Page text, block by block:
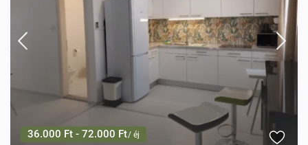
36.000 Ft - 72.000 Ft/ éj